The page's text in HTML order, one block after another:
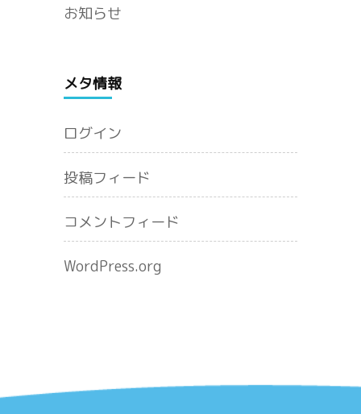
お知らせ
メタ情報
ログイン
投稿フィード
コメントフィード
WordPress.org